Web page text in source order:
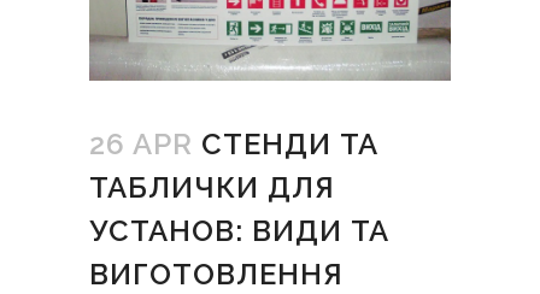
26 APR СТЕНДИ ТА
ТАБЛИЧКИ ДЛЯ
УСТАНОВ: ВИДИ ТА
ВИГОТОВЛЕННЯ